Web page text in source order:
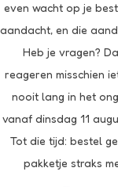
even wacht op je
aandacht, en die
Heb je vragen?
reageren misschien
nooit lang in het
vanaf dinsdag 11
Tot die tijd: bestel
pakketje straks